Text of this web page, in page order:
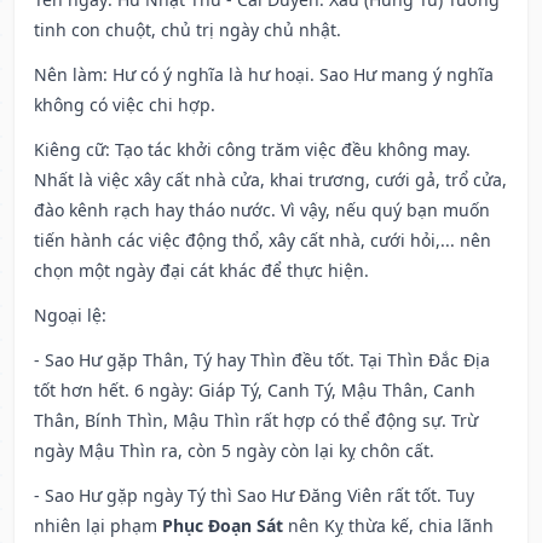
tinh con chuột, chủ trị ngày chủ nhật.
Nên làm: Hư có ý nghĩa là hư hoại. Sao Hư mang ý nghĩa
không có việc chi hợp.
Kiêng cữ: Tạo tác khởi công trăm việc đều không may.
Nhất là việc xây cất nhà cửa, khai trương, cưới gả, trổ cửa,
đào kênh rạch hay tháo nước. Vì vậy, nếu quý bạn muốn
tiến hành các việc động thổ, xây cất nhà, cưới hỏi,... nên
chọn một ngày đại cát khác để thực hiện.
Ngoại lệ:
- Sao Hư gặp Thân, Tý hay Thìn đều tốt. Tại Thìn Đắc Địa
tốt hơn hết. 6 ngày: Giáp Tý, Canh Tý, Mậu Thân, Canh
Thân, Bính Thìn, Mậu Thìn rất hợp có thể động sự. Trừ
ngày Mậu Thìn ra, còn 5 ngày còn lại kỵ chôn cất.
- Sao Hư gặp ngày Tý thì Sao Hư Đăng Viên rất tốt. Tuy
nhiên lại phạm Phục Đoạn Sát nên Kỵ thừa kế, chia lãnh